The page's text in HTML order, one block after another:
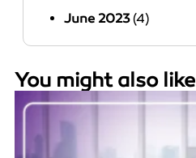
June 2023(4)
You might also like